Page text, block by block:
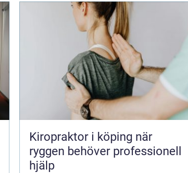
Kiropraktor i köping när
ryggen behöver professionell
hjälp